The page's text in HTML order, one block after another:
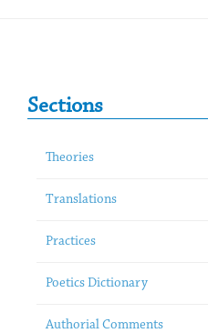
Primary Sidebar
Sections
Theories
Translations
Practices
Poetics Dictionary
Authorial Comments